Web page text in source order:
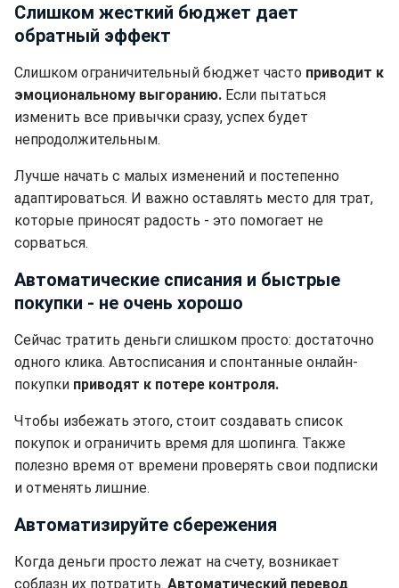
Слишком жесткий бюджет дает
обратный эффект
Слишком ограничительный бюджет часто приводит к
эмоциональному выгоранию. Если пытаться
изменить все привычки сразу, успех будет
непродолжительным.
Лучше начать с малых изменений и постепенно
адаптироваться. И важно оставлять место для трат,
которые приносят радость - это помогает не
сорваться.
Автоматические списания и быстрые
покупки - не очень хорошо
Сейчас тратить деньги слишком просто: достаточно
одного клика. Автосписания и спонтанные онлайн-
покупки приводят к потере контроля.
Чтобы избежать этого, стоит создавать список
покупок и ограничить время для шопинга. Также
полезно время от времени проверять свои подписки
и отменять лишние.
Автоматизируйте сбережения
Когда деньги просто лежат на счету, возникает
соблазн их потратить. Автоматический перевод